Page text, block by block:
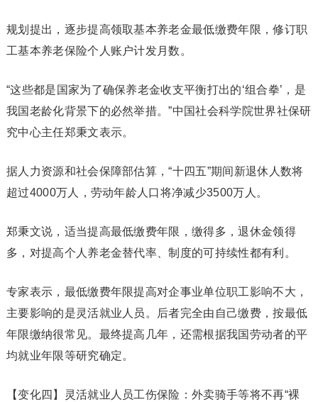
规划提出，逐步提高领取基本养老金最低缴费年限，修订职
工基本养老保险个人账户计发月数。
“这些都是国家为了确保养老金收支平衡打出的‘组合拳’，是
我国老龄化背景下的必然举措。”中国社会科学院世界社保研
究中心主任郑秉文表示。
据人力资源和社会保障部估算，“十四五”期间新退休人数将
超过4000万人，劳动年龄人口将净减少3500万人。
郑秉文说，适当提高最低缴费年限，缴得多，退休金领得
多，对提高个人养老金替代率、制度的可持续性都有利。
专家表示，最低缴费年限提高对企事业单位职工影响不大，
主要影响的是灵活就业人员。后者完全由自己缴费，按最低
年限缴纳很常见。最终提高几年，还需根据我国劳动者的平
均就业年限等研究确定。
【变化四】灵活就业人员工伤保险：外卖骑手等将不再“裸